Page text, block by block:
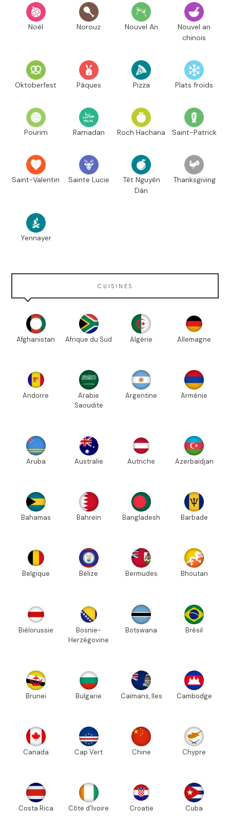
Noël Norouz Nouvel An
Nouvel an
chinois
Oktoberfest Pâques Pizza Plats froids
Pourim Ramadan Roch Hachana Saint-Patrick
Saint-Valentin Sainte Lucie
Têt Nguyên
Dán
Thanksgiving
Yennayer
CUISINES
Afghanistan Afrique du Sud Algérie Allemagne
Andorre
Arabie
Saoudite
Argentine Arménie
Aruba Australie Autriche Azerbaïdjan
Bahamas Bahreïn Bangladesh Barbade
Belgique Bélize Bermudes Bhoutan
Biélorussie
Bosnie-
Herzégovine
Botswana Brésil
Brunei Bulgarie Caïmans, Iles Cambodge
Canada Cap Vert Chine Chypre
Costa Rica Côte d'Ivoire Croatie Cuba